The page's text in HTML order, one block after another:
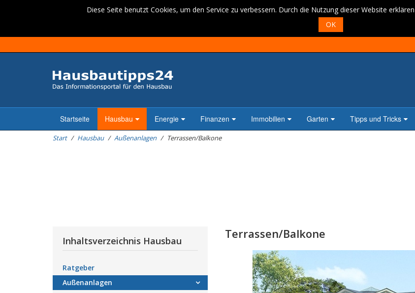
Diese Seite benutzt Cookies, um den Service zu verbessern. Durch die Nutzung dieser Website
OK
Startseite Hausbau Energie Finanzen Immobilien Garten Tipps und Tricks
Start Hausbau Außenanlagen Terrassen/Balkone
Terrassen/Balkone
Inhaltsverzeichnis Hausbau
Ratgeber
Außenanlagen